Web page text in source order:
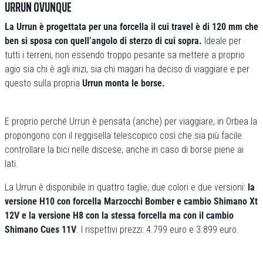
URRUN OVUNQUE
La Urrun è progettata per una forcella il cui travel è di 120 mm che
ben si sposa con quell’angolo di sterzo di cui sopra. Ideale per
tutti i terreni, non essendo troppo pesante sa mettere a proprio
agio sia chi è agli inizi, sia chi magari ha deciso di viaggiare e per
questo sulla propria Urrun monta le borse.
E proprio perché Urrun è pensata (anche) per viaggiare, in Orbea la
propongono con il reggisella telescopico così che sia più facile
controllare la bici nelle discese, anche in caso di borse piene ai
lati.
La Urrun è disponibile in quattro taglie, due colori e due versioni: la
versione H10 con forcella Marzocchi Bomber e cambio Shimano Xt
12V e la versione H8 con la stessa forcella ma con il cambio
Shimano Cues 11V . I rispettivi prezzi: 4.799 euro e 3.899 euro.